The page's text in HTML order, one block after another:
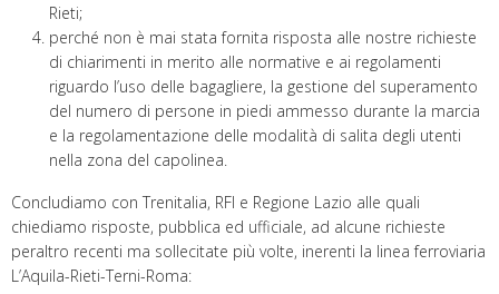
Rieti;
perché non è mai stata fornita risposta alle nostre richieste
di chiarimenti in merito alle normative e ai regolamenti
riguardo l’uso delle bagagliere, la gestione del superamento
del numero di persone in piedi ammesso durante la marcia
e la regolamentazione delle modalità di salita degli utenti
nella zona del capolinea.
Concludiamo con Trenitalia, RFI e Regione Lazio alle quali
chiediamo risposte, pubblica ed ufficiale, ad alcune richieste
peraltro recenti ma sollecitate più volte, inerenti la linea ferroviaria
L’Aquila-Rieti-Terni-Roma: